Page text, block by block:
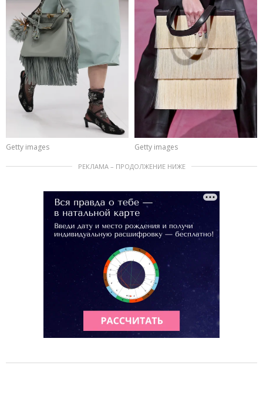
Getty images Getty images
РЕКЛАМА – ПРОДОЛЖЕНИЕ НИЖЕ